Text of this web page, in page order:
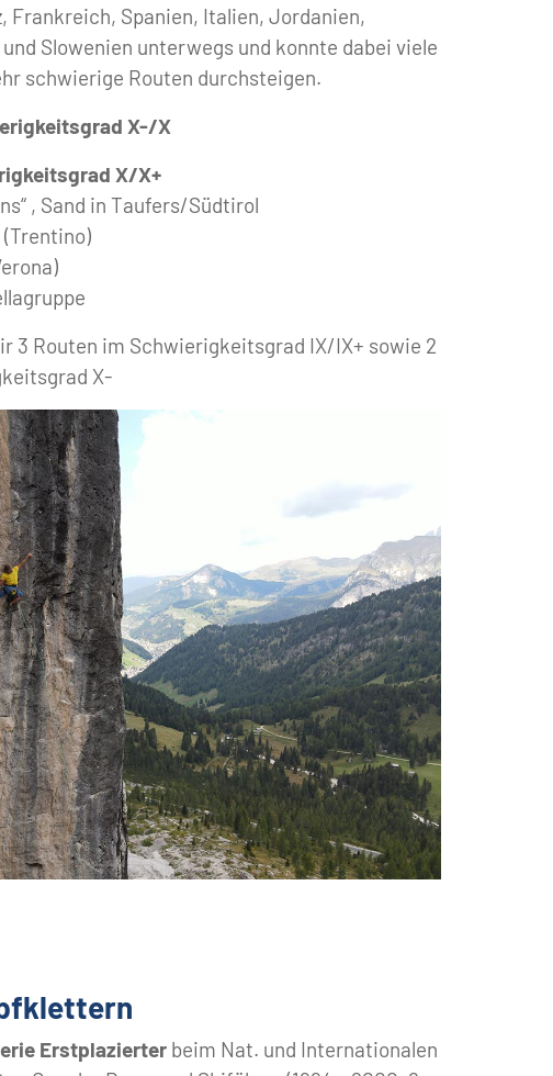
Frankreich, Spanien, Italien, Jordanien,
Slowenien unterwegs und konnte dabei viele
schwierige Routen durchsteigen.
X-/X
X/X+
, Sand in Taufers/Südtirol
(Trentino)
3 Routen im Schwierigkeitsgrad IX/IX+ sowie 2
X-
Erstplazierter beim Nat. und Internationalen